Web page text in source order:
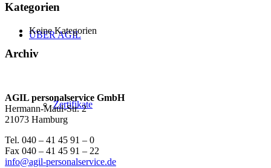
ÜBER AGIL
Zertifikate
Kategorien
Keine Kategorien
Archiv
AGIL personalservice GmbH
Hermann-Maul-Str. 2
21073 Hamburg
Tel. 040 – 41 45 91 – 0
Fax 040 – 41 45 91 – 22
info@agil-personalservice.de